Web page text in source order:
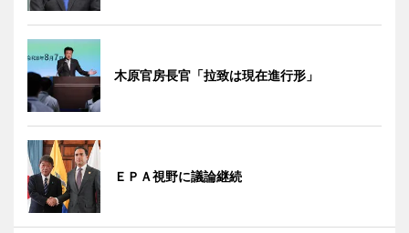
木原官房長官「拉致は現在進行形」
ＥＰＡ視野に議論継続